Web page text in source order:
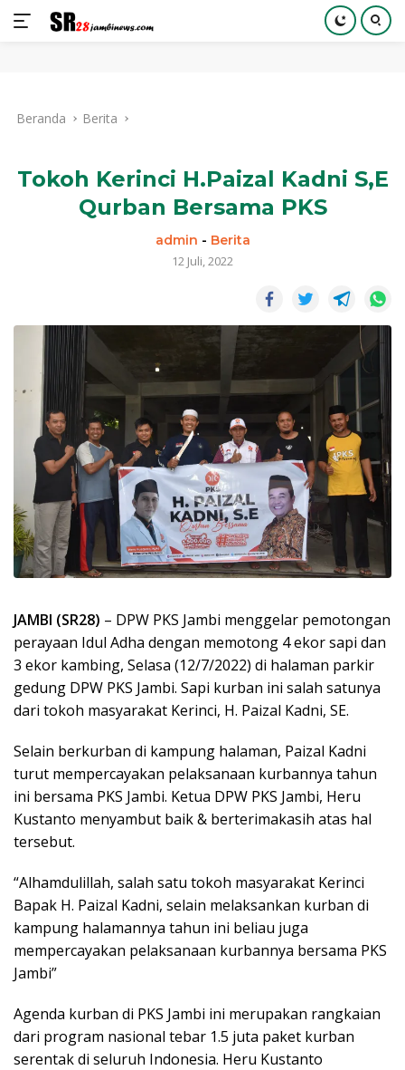
kontenBeranda Berita
Tokoh Kerinci H.Paizal Kadni S,E
Qurban Bersama PKS
admin - Berita
12 Juli, 2022
JAMBI (SR28) – DPW PKS Jambi menggelar pemotongan
perayaan Idul Adha dengan memotong 4 ekor sapi dan
3 ekor kambing, Selasa (12/7/2022) di halaman parkir
gedung DPW PKS Jambi. Sapi kurban ini salah satunya
dari tokoh masyarakat Kerinci, H. Paizal Kadni, SE.
Selain berkurban di kampung halaman, Paizal Kadni
turut mempercayakan pelaksanaan kurbannya tahun
ini bersama PKS Jambi. Ketua DPW PKS Jambi, Heru
Kustanto menyambut baik & berterimakasih atas hal
tersebut.
“Alhamdulillah, salah satu tokoh masyarakat Kerinci
Bapak H. Paizal Kadni, selain melaksankan kurban di
kampung halamannya tahun ini beliau juga
mempercayakan pelaksanaan kurbannya bersama PKS
Jambi”
Agenda kurban di PKS Jambi ini merupakan rangkaian
dari program nasional tebar 1.5 juta paket kurban
serentak di seluruh Indonesia. Heru Kustanto